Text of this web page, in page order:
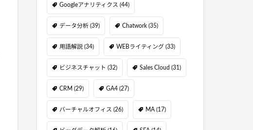
Googleアナリティクス (44)
データ分析 (39) Chatwork (35)
用語解説 (34) WEBライティング (33)
ビジネスチャット (32) Sales Cloud (31)
CRM (29) GA4 (27)
バーチャルオフィス (26) MA (17)